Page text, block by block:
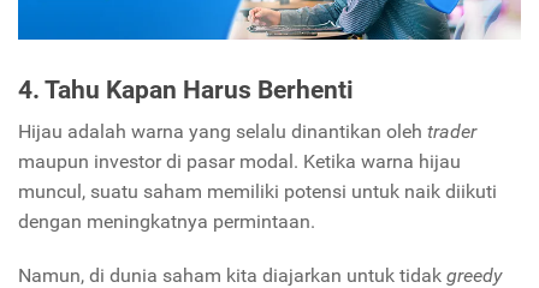
4. Tahu Kapan Harus Berhenti
Hijau adalah warna yang selalu dinantikan oleh trader
maupun investor di pasar modal. Ketika warna hijau
muncul, suatu saham memiliki potensi untuk naik diikuti
dengan meningkatnya permintaan.
Namun, di dunia saham kita diajarkan untuk tidak greedy